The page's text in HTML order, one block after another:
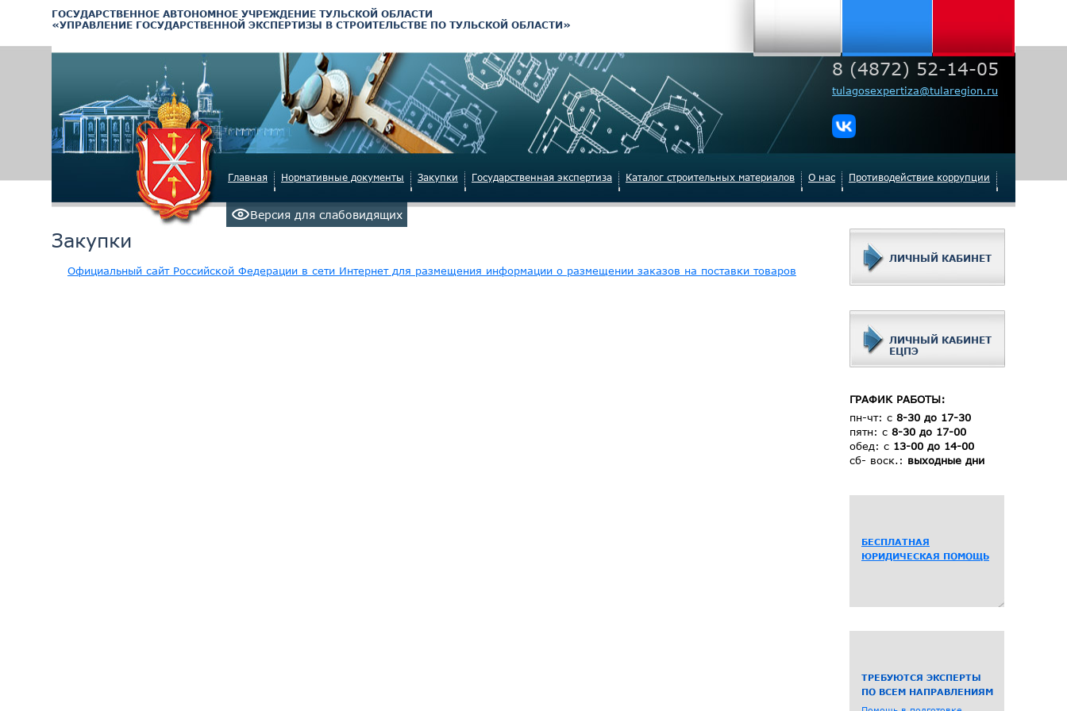
ГОСУДАРСТВЕННОЕ АВТОНОМНОЕ УЧРЕЖДЕНИЕ ТУЛЬСКОЙ ОБЛАСТИ
«УПРАВЛЕНИЕ ГОСУДАРСТВЕННОЙ ЭКСПЕРТИЗЫ В СТРОИТЕЛЬСТВЕ ПО ТУЛЬСКОЙ ОБЛАСТИ»
8 (4872) 52-14-05
tulagosexpertiza@tularegion.ru
Главная Нормативные документы Закупки Государственная экспертиза Каталог строительных материалов О нас Противодействие коррупции
Версия для слабовидящих
Закупки
Официальный сайт Российской Федерации в сети Интернет для размещения информации о размещении заказов на поставки товаров
ЛИЧНЫЙ КАБИНЕТ
ЛИЧНЫЙ КАБИНЕТ
ЕЦПЭ
ГРАФИК РАБОТЫ:
пн-чт: с 8-30 до 17-30
пятн: с 8-30 до 17-00
обед: с 13-00 до 14-00
сб- воск.: выходные дни
БЕСПЛАТНАЯ
ЮРИДИЧЕСКАЯ ПОМОЩЬ
ТРЕБУЮТСЯ ЭКСПЕРТЫ
ПО ВСЕМ НАПРАВЛЕНИЯМ